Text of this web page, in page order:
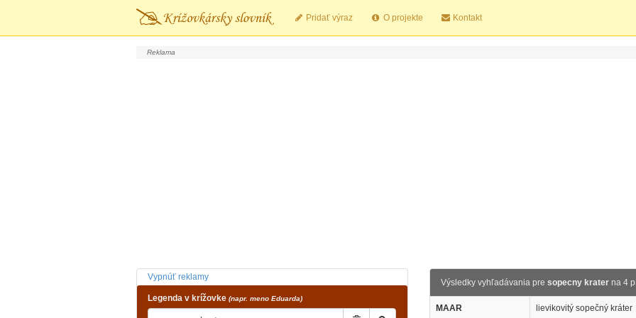
Pridať výraz O projekte Kontakt
Vypnúť reklamy
Legenda v krížovke (napr. meno Eduarda)
Výsledky vyhľadávania pre sopecny kraterna 4
MAAR lievikovitý sopečný kráter